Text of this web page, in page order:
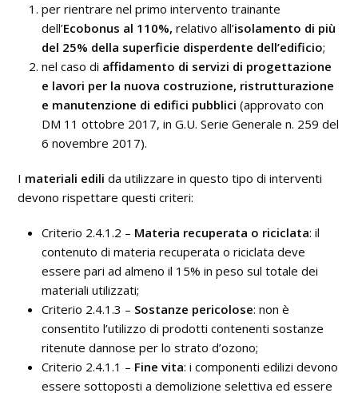
per rientrare nel primo intervento trainante
dell’Ecobonus al 110%, relativo all’isolamento di più
del 25% della superficie disperdente dell’edificio;
nel caso di affidamento di servizi di progettazione
e lavori per la nuova costruzione, ristrutturazione
e manutenzione di edifici pubblici (approvato con
DM 11 ottobre 2017, in G.U. Serie Generale n. 259 del
6 novembre 2017).
I materiali edili da utilizzare in questo tipo di interventi
devono rispettare questi criteri:
Criterio 2.4.1.2 – Materia recuperata o riciclata: il
contenuto di materia recuperata o riciclata deve
essere pari ad almeno il 15% in peso sul totale dei
materiali utilizzati;
Criterio 2.4.1.3 – Sostanze pericolose: non è
consentito l’utilizzo di prodotti contenenti sostanze
ritenute dannose per lo strato d’ozono;
Criterio 2.4.1.1 – Fine vita: i componenti edilizi devono
essere sottoposti a demolizione selettiva ed essere